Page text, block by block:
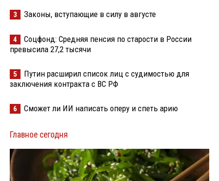
3 Законы, вступающие в силу в августе
4
Соцфонд: Средняя пенсия по старости в России
превысила 27,2 тысячи
5
Путин расширил список лиц с судимостью для
заключения контракта с ВС РФ
6 Сможет ли ИИ написать оперу и спеть арию
Главное сегодня